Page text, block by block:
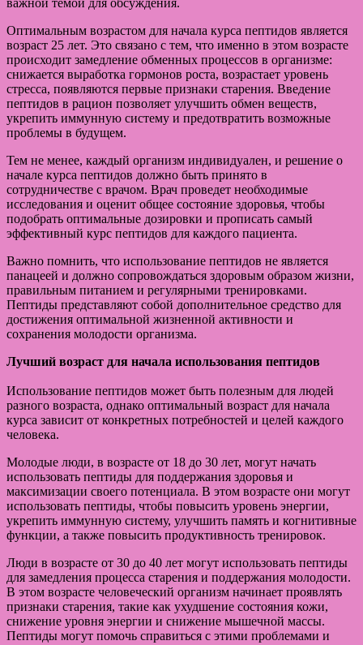
Оптимальным возрастом для начала курса пептидов является
возраст 25 лет. Это связано с тем, что именно в этом возрасте
происходит замедление обменных процессов в организме:
снижается выработка гормонов роста, возрастает уровень
стресса, появляются первые признаки старения. Введение
пептидов в рацион позволяет улучшить обмен веществ,
укрепить иммунную систему и предотвратить возможные
проблемы в будущем.
Тем не менее, каждый организм индивидуален, и решение о
начале курса пептидов должно быть принято в
сотрудничестве с врачом. Врач проведет необходимые
исследования и оценит общее состояние здоровья, чтобы
подобрать оптимальные дозировки и прописать самый
эффективный курс пептидов для каждого пациента.
Важно помнить, что использование пептидов не является
панацеей и должно сопровождаться здоровым образом жизни,
правильным питанием и регулярными тренировками.
Пептиды представляют собой дополнительное средство для
достижения оптимальной жизненной активности и
сохранения молодости организма.
Лучший возраст для начала использования пептидов
Использование пептидов может быть полезным для людей
разного возраста, однако оптимальный возраст для начала
курса зависит от конкретных потребностей и целей каждого
человека.
Молодые люди, в возрасте от 18 до 30 лет, могут начать
использовать пептиды для поддержания здоровья и
максимизации своего потенциала. В этом возрасте они могут
использовать пептиды, чтобы повысить уровень энергии,
укрепить иммунную систему, улучшить память и когнитивные
функции, а также повысить продуктивность тренировок.
Люди в возрасте от 30 до 40 лет могут использовать пептиды
для замедления процесса старения и поддержания молодости.
В этом возрасте человеческий организм начинает проявлять
признаки старения, такие как ухудшение состояния кожи,
снижение уровня энергии и снижение мышечной массы.
Пептиды могут помочь справиться с этими проблемами и